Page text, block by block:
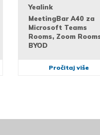
Yealink
MeetingBar A40 za
Microsoft Teams
Rooms, Zoom
BYOD
Pročitaj više